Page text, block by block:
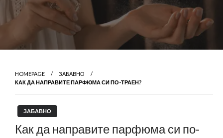
HOMEPAGE
ЗАБАВНО
КАК ДА НАПРАВИТЕ ПАРФЮМА СИ ПО-ТРАЕН?
ЗАБАВНО
Как да направите парфюма си по-